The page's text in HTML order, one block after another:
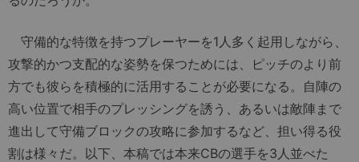
守備的な特徴を持つプレーヤーを1人多く起用しながら、
攻撃的かつ支配的な姿勢を保つためには、ピッチのより前
方でも彼らを積極的に活用することが必要になる。自陣の
高い位置で相手のプレッシングを誘う、あるいは敵陣まで
進出して守備ブロックの攻略に参加するなど、担い得る役
割は様々だ。以下、本稿では本来CBの選手を3人並べた